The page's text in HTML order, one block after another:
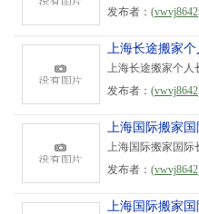
发布者： (vwvj8642
上海长途搬家
上海长途搬家个人
发布者： (vwvj8642
上海国际搬家
上海国际搬家国际
发布者： (vwvj8642
上海国际搬家